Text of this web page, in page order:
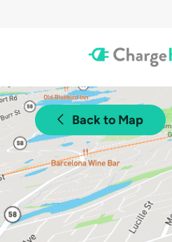
Back to Map